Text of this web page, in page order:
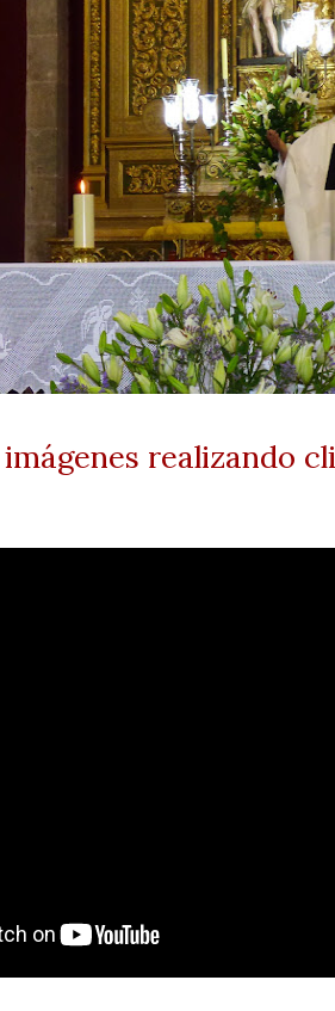
realizando